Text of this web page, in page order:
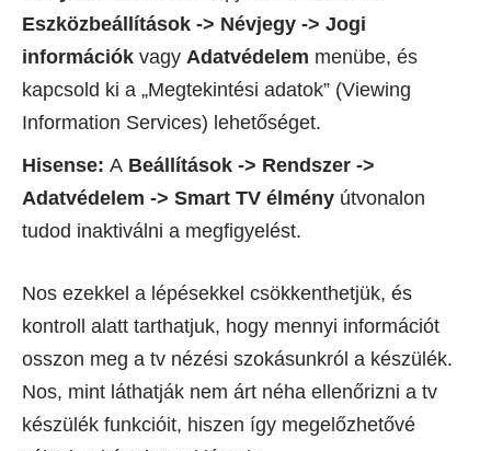
Eszközbeállítások -> Névjegy -> Jogi
információk vagy Adatvédelem menübe, és
kapcsold ki a „Megtekintési adatok” (Viewing
Information Services) lehetőséget.
Hisense: A Beállítások -> Rendszer ->
Adatvédelem -> Smart TV élmény útvonalon
tudod inaktiválni a megfigyelést.
Nos ezekkel a lépésekkel csökkenthetjük, és
kontroll alatt tarthatjuk, hogy mennyi információt
osszon meg a tv nézési szokásunkról a készülék.
Nos, mint láthatják nem árt néha ellenőrizni a tv
készülék funkcióit, hiszen így megelőzhetővé